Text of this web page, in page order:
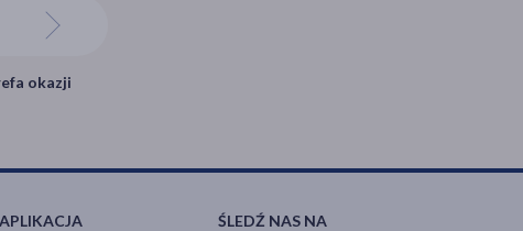
okazji
APLIKACJA ŚLEDŹ NAS NA